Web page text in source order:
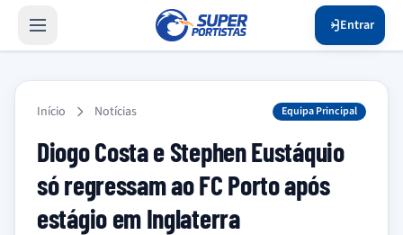
Entrar
Início Notícias Equipa Principal
Diogo Costa e Stephen Eustáquio
só regressam ao FC Porto após
estágio em Inglaterra